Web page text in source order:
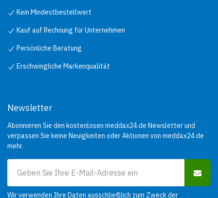
Kein Mindestbestellwert
Kauf auf Rechnung für Unternehmen
Persönliche Beratung
Erschwingliche Markenqualität
Newsletter
Abonnieren Sie den kostenlosen meddax24.de Newsletter und
verpassen Sie keine Neuigkeiten oder Aktionen von meddax24.de
mehr.
Wir verwenden Ihre Daten ausschließlich zum Zweck der